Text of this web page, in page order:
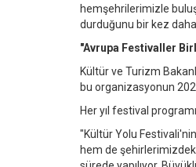
hemşehrilerimizle
durduğunu bir kez
"Avrupa Festivaller
Kültür ve Turizm
bu organizasyonun 2021
Her yıl festival
"Kültür Yolu
hem de